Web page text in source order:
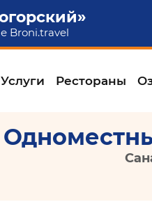
Broni.travel
Услуги Рестораны